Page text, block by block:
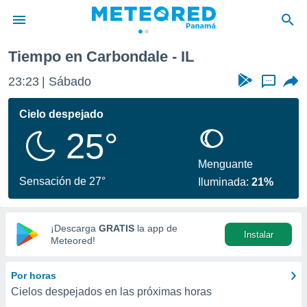
de
ha
calidad.
a este
las
y
digital
basada
Tiempo en Carbondale - IL
23:23 Sábado ...
Cielo despejado
25°
Sensación de 27°
Menguante
Iluminada:21%
¡Descarga GRATIS la app de
Meteored!
Instalar
Por horas
Cielos despejados en las próximas horas